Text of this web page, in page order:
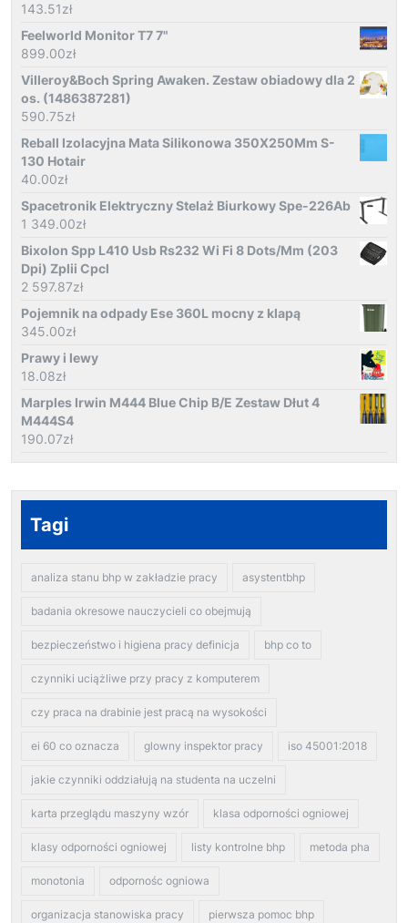
143.51zł
Feelworld Monitor T7 7"
899.00zł
Villeroy&Boch Spring Awaken. Zestaw obiadowy dla 2
os. (1486387281)
590.75zł
Reball Izolacyjna Mata Silikonowa 350X250Mm S-
130 Hotair
40.00zł
Spacetronik Elektryczny Stelaż Biurkowy Spe-226Ab
1 349.00zł
Bixolon Spp L410 Usb Rs232 Wi Fi 8 Dots/Mm (203
Dpi) Zplii Cpcl
2 597.87zł
Pojemnik na odpady Ese 360L mocny z klapą
345.00zł
Prawy i lewy
18.08zł
Marples Irwin M444 Blue Chip B/E Zestaw Dłut 4
M444S4
190.07zł
Tagi
analiza stanu bhp w zakładzie pracy asystentbhp
badania okresowe nauczycieli co obejmują
bezpieczeństwo i higiena pracy definicja bhp co to
czynniki uciążliwe przy pracy z komputerem
czy praca na drabinie jest pracą na wysokości
ei 60 co oznacza glowny inspektor pracy iso 45001:2018
jakie czynniki oddziałują na studenta na uczelni
karta przeglądu maszyny wzór klasa odporności ogniowej
klasy odporności ogniowej listy kontrolne bhp metoda pha
monotonia odpornośc ogniowa
organizacja stanowiska pracy pierwsza pomoc bhp